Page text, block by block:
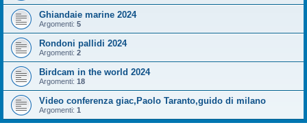
Ghiandaie marine 2024
Argomenti: 5
Rondoni pallidi 2024
Argomenti: 2
Birdcam in the world 2024
Argomenti: 18
Video conferenza giac,Paolo Taranto,guido di milano
Argomenti: 1